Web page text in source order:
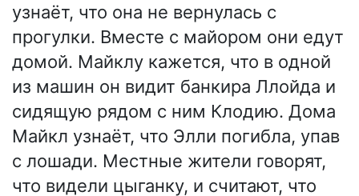
узнаёт, что она не вернулась с
прогулки. Вместе с майором они едут
домой. Майклу кажется, что в одной
из машин он видит банкира Ллойда и
сидящую рядом с ним Клодию. Дома
Майкл узнаёт, что Элли погибла, упав
с лошади. Местные жители говорят,
что видели цыганку, и считают, что